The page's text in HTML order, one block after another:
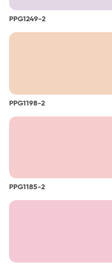
PPG1249-2
PPG1198-2
PPG1185-2